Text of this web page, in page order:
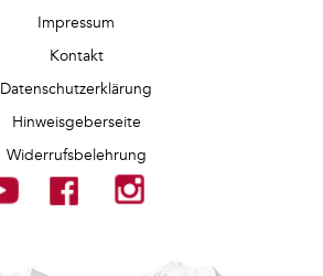
Impressum
Kontakt
Datenschutzerklärung
Hinweisgeberseite
Widerrufsbelehrung